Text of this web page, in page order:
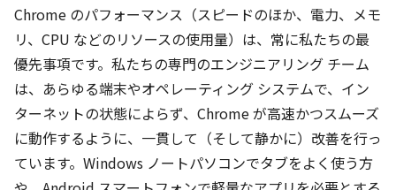
Chrome のパフォーマンス（スピードのほか、電力、メモ
リ、CPU などのリソースの使用量）は、常に私たちの最
優先事項です。私たちの専門のエンジニアリング チーム
は、あらゆる端末やオペレーティング システムで、イン
ターネットの状態によらず、Chrome が高速かつスムーズ
に動作するように、一貫して（そして静かに）改善を行っ
ています。Windows ノートパソコンでタブをよく使う方